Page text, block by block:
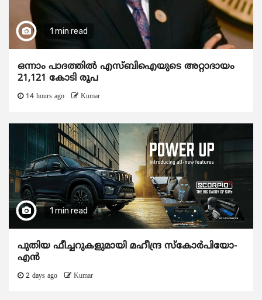
1 min read
ഒന്നാം പാദത്തിൽ എസ്ബിഐയുടെ അറ്റാദായം
21,121 കോടി രൂപ
14 hours ago Kumar
1 min read
പുതിയ ഫീച്ചറുകളുമായി മഹീന്ദ്ര സ്കോർപിയോ-
എൻ
2 days ago Kumar